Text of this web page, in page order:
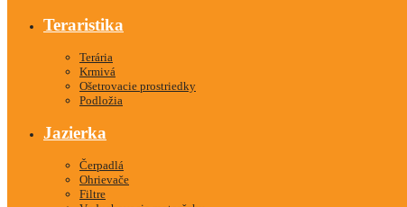
Teraristika
Terária
Krmivá
Ošetrovacie prostriedky
Podložia
Jazierka
Čerpadlá
Ohrievače
Filtre